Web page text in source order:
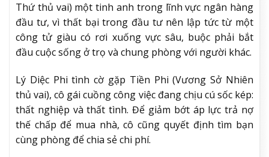
Thứ thủ vai) một tinh anh trong lĩnh vực ngân hàng
đầu tư, vì thất bại trong đầu tư nên lập tức từ một
công tử giàu có rơi xuống vực sâu, buộc phải bắt
đầu cuộc sống ở trọ và chung phòng với người khác.
Lý Diệc Phi tình cờ gặp Tiền Phi (Vương Sở Nhiên
thủ vai), cô gái cuồng công việc đang chịu cú sốc kép:
thất nghiệp và thất tình. Để giảm bớt áp lực trả nợ
thế chấp để mua nhà, cô cũng quyết định tìm bạn
cùng phòng để chia sẻ chi phí.